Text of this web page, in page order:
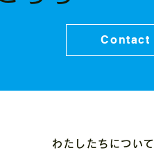
Contact
わたしたちについて